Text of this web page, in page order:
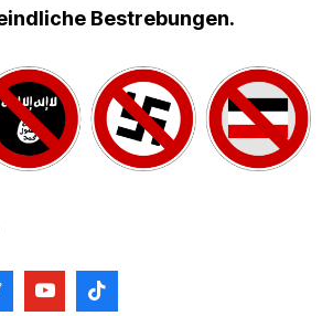
Bestrebungen.